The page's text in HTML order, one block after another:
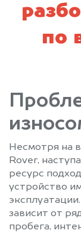
по
Несмотря на
Rover,
ресурс
устройство
зависит от
пробега,